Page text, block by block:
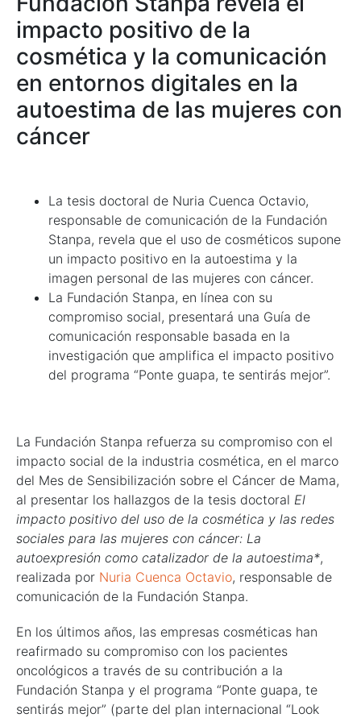
impacto positivo de la
cosmética y la comunicación
en entornos digitales en la
autoestima de las mujeres con
cáncer
La tesis doctoral de Nuria Cuenca Octavio,
responsable de comunicación de la Fundación
Stanpa, revela que el uso de cosméticos supone
un impacto positivo en la autoestima y la
imagen personal de las mujeres con cáncer.
La Fundación Stanpa, en línea con su
compromiso social, presentará una Guía de
comunicación responsable basada en la
investigación que amplifica el impacto positivo
del programa “Ponte guapa, te sentirás mejor”.
La Fundación Stanpa refuerza su compromiso con el
impacto social de la industria cosmética, en el marco
del Mes de Sensibilización sobre el Cáncer de Mama,
al presentar los hallazgos de la tesis doctoral El
impacto positivo del uso de la cosmética y las redes
sociales para las mujeres con cáncer: La
autoexpresión como catalizador de la autoestima*,
realizada por Nuria Cuenca Octavio, responsable de
comunicación de la Fundación Stanpa.
En los últimos años, las empresas cosméticas han
reafirmado su compromiso con los pacientes
oncológicos a través de su contribución a la
Fundación Stanpa y el programa “Ponte guapa, te
sentirás mejor” (parte del plan internacional “Look